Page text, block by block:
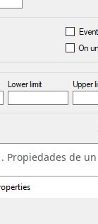
Propiedades de